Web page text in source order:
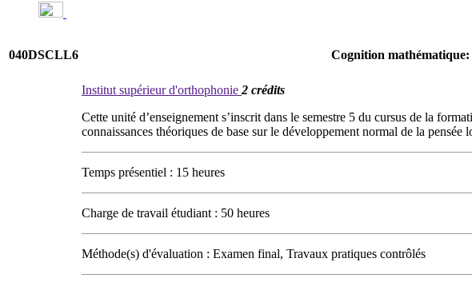
040DSCLL6 Cognition mathématique:
Institut supérieur d'orthophonie 2 crédits
Cette unité d’enseignement s’inscrit dans le semestre 5 du cursus de la
connaissances théoriques de base sur le développement normal de la pensée
Temps présentiel : 15 heures
Charge de travail étudiant : 50 heures
Méthode(s) d'évaluation : Examen final, Travaux pratiques contrôlés